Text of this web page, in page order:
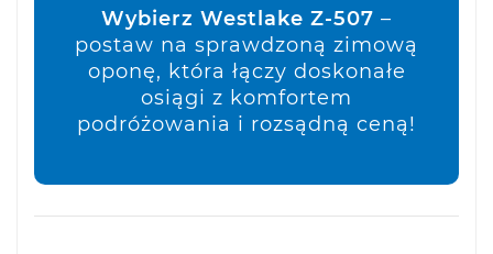
Wybierz Westlake Z-507 –
postaw na sprawdzoną zimową
oponę, która łączy doskonałe
osiągi z komfortem
podróżowania i rozsądną ceną!